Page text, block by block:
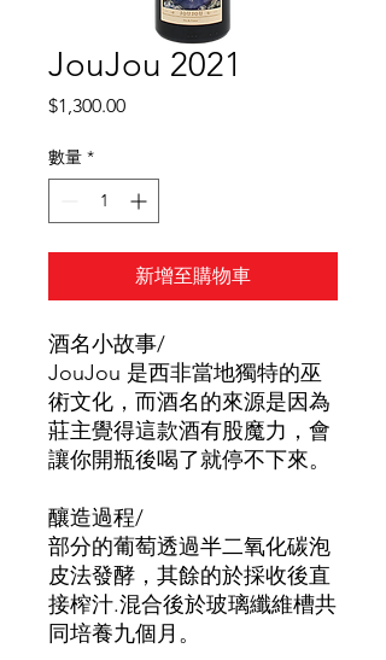
JouJou 2021
$1,300.00價
數量 *
新增至購物車
酒名小故事/
JouJou 是西非當地獨特的巫
術文化，而酒名的來源是因為
莊主覺得這款酒有股魔力，會
讓你開瓶後喝了就停不下來。
釀造過程/
部分的葡萄透過半二氧化碳泡
皮法發酵，其餘的於採收後直
接榨汁.混合後於玻璃纖維槽共
同培養九個月。